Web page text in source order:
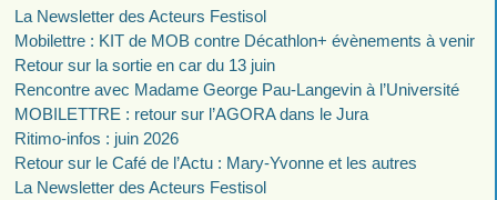
La Newsletter des Acteurs Festisol
Mobilettre : KIT de MOB contre Décathlon+ évènements à venir
Retour sur la sortie en car du 13 juin
Rencontre avec Madame George Pau-Langevin à l’Université
MOBILETTRE : retour sur l’AGORA dans le Jura
Ritimo-infos : juin 2026
Retour sur le Café de l’Actu : Mary-Yvonne et les autres
La Newsletter des Acteurs Festisol